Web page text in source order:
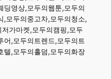
딩영상,모두의웹툰,모두의
,모두의중고차,모두의청소,
가마켓,모두의캠핑,모두
어,모두의트렌드,모두의트
텔,모두의홀덤,모두의화장